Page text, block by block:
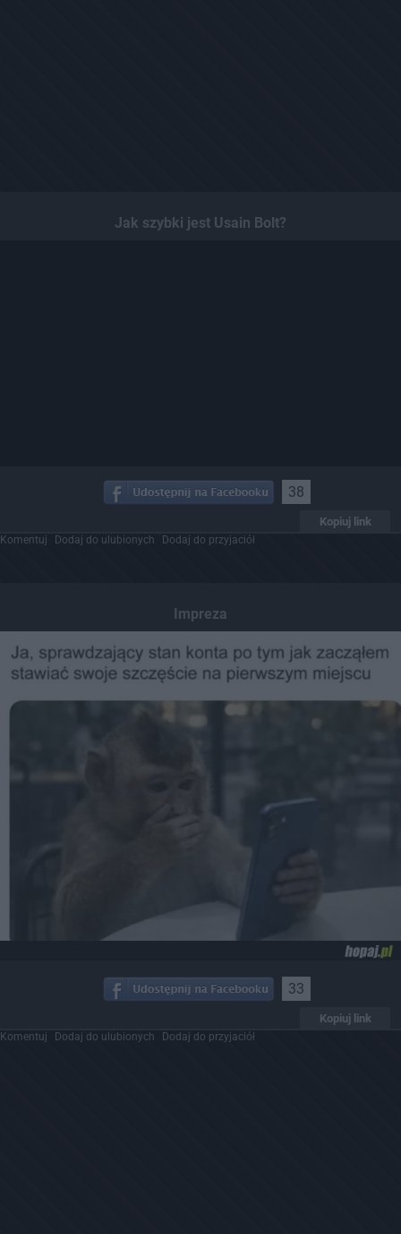
Jak szybki jest Usain Bolt?
38
Kopiuj link
Komentuj Dodaj do ulubionych Dodaj do przyjaciół
Impreza
33
Kopiuj link
Komentuj Dodaj do ulubionych Dodaj do przyjaciół